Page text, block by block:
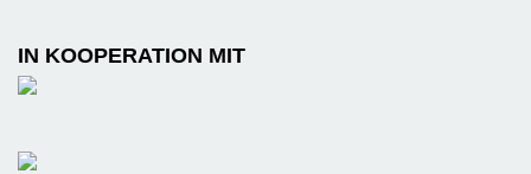
IN KOOPERATION MIT